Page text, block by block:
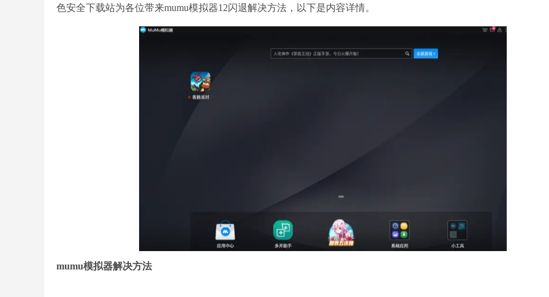
色安全下载站为各位带来mumu模拟器12闪退解决方法，以下是内容详情。
mumu模拟器解决方法